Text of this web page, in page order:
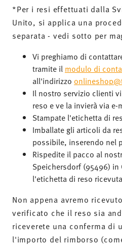
*Per i resi effettuati dalla
Unito, si applica una
separata - vedi sotto per
Vi preghiamo di
tramite il modulo di
all'indirizzo
Il nostro servizio clienti
reso e ve la invierà via e-
Stampate l'etichetta di
Imballate gli articoli da
possibile, inserendo nel
Rispedite il pacco al
Speichersdorf (95496) in
l'etichetta di reso
Non appena avremo
verificato che il reso sia
riceverete una conferma di
l'importo del rimborso